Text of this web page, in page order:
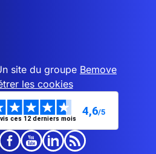
site du groupe Bemove
les cookies
ces 12 derniers mois
4,6/5